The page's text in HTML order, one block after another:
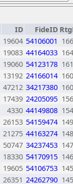
ID FideID
19604 54106001
19083 44164033
19060 54123178
13192 24166014
47212 34217380
17439 24205095
4330 44149808
26153 54159474
21275 44163274
50747 34237453
18330 54170915
19605 54106753
26351 24262790